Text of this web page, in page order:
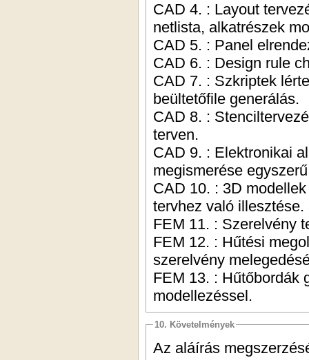
CAD 4. : Layout
netlista, alkatrészek
CAD 5. : Panel
CAD 6. : Design rule
CAD 7. : Szkriptek
beültetőfile generálás.
CAD 8. :
terven.
CAD 9. : Elektronikai
megismerése
CAD 10. : 3D
tervhez való
FEM 11. : Szerelvény
FEM 12. : Hűtési
szerelvény
FEM 13. : Hűtőbordák
modellezéssel.
10. Követelmények
Az aláírás